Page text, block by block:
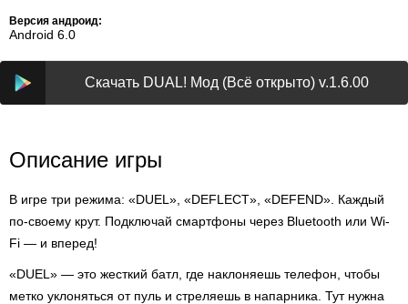
Версия андроид:
Android 6.0
Скачать DUAL! Мод (Всё открыто) v.1.6.00
Описание игры
В игре три режима: «DUEL», «DEFLECT», «DEFEND». Каждый
по-своему крут. Подключай смартфоны через Bluetooth или Wi-
Fi — и вперед!
«DUEL» — это жесткий батл, где наклоняешь телефон, чтобы
метко уклоняться от пуль и стреляешь в напарника. Тут нужна